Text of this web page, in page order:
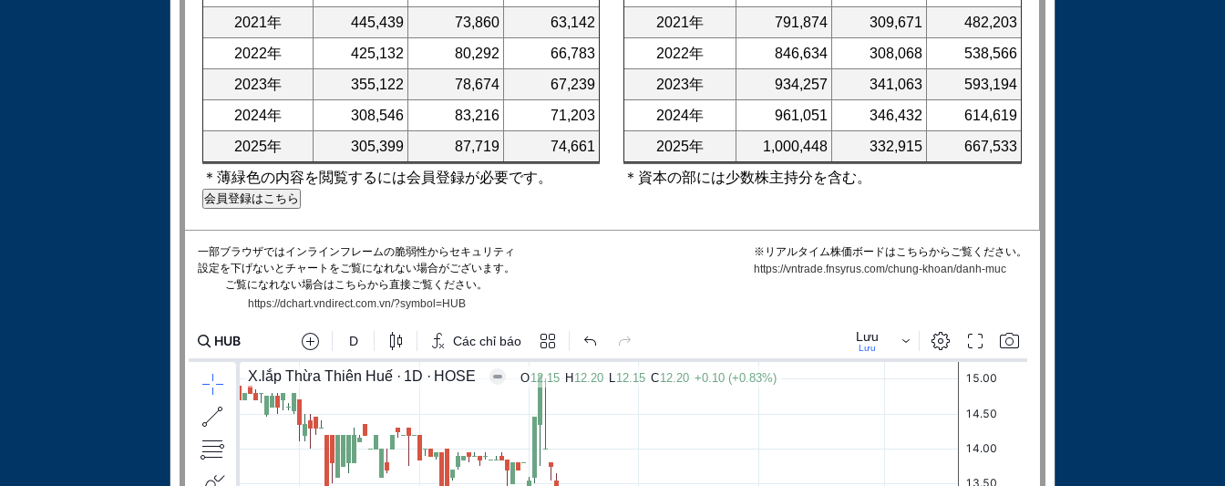
2021年
445,439 73,860
63,142
2022年
425,132 80,292
66,783
2023年
355,122 78,674
67,239
2024年
308,546 83,216
71,203
2025年
305,399 87,719
74,661
＊薄緑色の内容を閲覧するには会員登録が必要です。
2021年
791,874 309,671
482,203
2022年
846,634 308,068
538,566
2023年
934,257 341,063
593,194
2024年
961,051 346,432
614,619
2025年
1,000,448 332,915
667,533
＊資本の部には少数株主持分を含む。
※リアルタイム株価ボードはこちらからご覧ください。
https://vntrade.fnsyrus.com/chung-khoan/danh-muc
一部ブラウザではインラインフレームの脆弱性からセキュリティ
設定を下げないとチャートをご覧になれない場合がございます。
ご覧になれない場合はこちらから直接ご覧ください。
https://dchart.vndirect.com.vn/?symbol=HUB